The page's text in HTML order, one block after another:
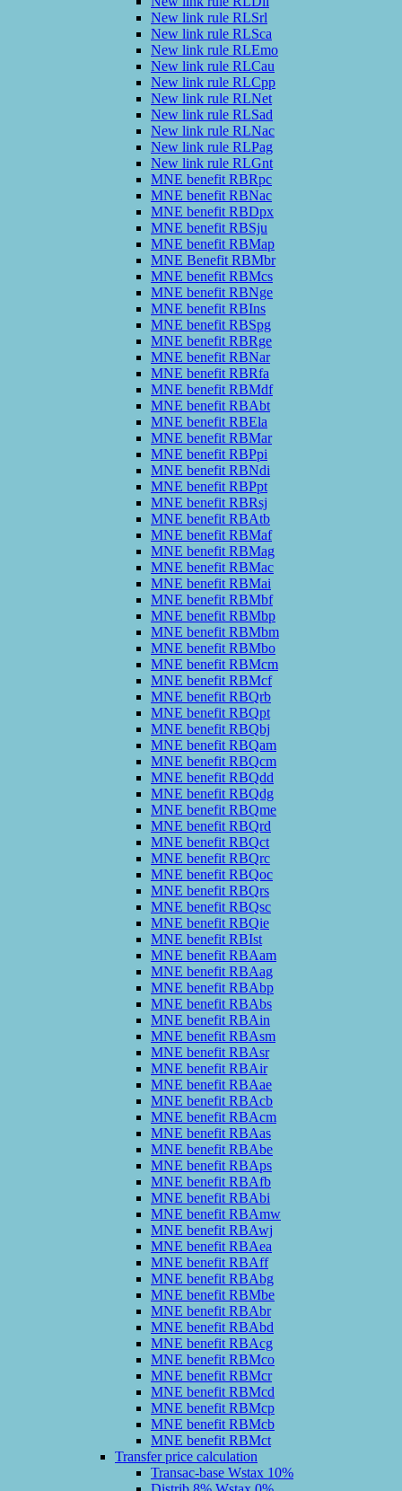
New link rule RLSrl
New link rule RLSca
New link rule RLEmo
New link rule RLCau
New link rule RLCpp
New link rule RLNet
New link rule RLSad
New link rule RLNac
New link rule RLPag
New link rule RLGnt
MNE benefit RBRpc
MNE benefit RBNac
MNE benefit RBDpx
MNE benefit RBSju
MNE benefit RBMap
MNE Benefit RBMbr
MNE benefit RBMcs
MNE benefit RBNge
MNE benefit RBIns
MNE benefit RBSpg
MNE benefit RBRge
MNE benefit RBNar
MNE benefit RBRfa
MNE benefit RBMdf
MNE benefit RBAbt
MNE benefit RBEla
MNE benefit RBMar
MNE benefit RBPpi
MNE benefit RBNdi
MNE benefit RBPpt
MNE benefit RBRsj
MNE benefit RBAtb
MNE benefit RBMaf
MNE benefit RBMag
MNE benefit RBMac
MNE benefit RBMai
MNE benefit RBMbf
MNE benefit RBMbp
MNE benefit RBMbm
MNE benefit RBMbo
MNE benefit RBMcm
MNE benefit RBMcf
MNE benefit RBQrb
MNE benefit RBQpt
MNE benefit RBQbj
MNE benefit RBQam
MNE benefit RBQcm
MNE benefit RBQdd
MNE benefit RBQdg
MNE benefit RBQme
MNE benefit RBQrd
MNE benefit RBQct
MNE benefit RBQrc
MNE benefit RBQoc
MNE benefit RBQrs
MNE benefit RBQsc
MNE benefit RBQie
MNE benefit RBIst
MNE benefit RBAam
MNE benefit RBAag
MNE benefit RBAbp
MNE benefit RBAbs
MNE benefit RBAin
MNE benefit RBAsm
MNE benefit RBAsr
MNE benefit RBAir
MNE benefit RBAae
MNE benefit RBAcb
MNE benefit RBAcm
MNE benefit RBAas
MNE benefit RBAbe
MNE benefit RBAps
MNE benefit RBAfb
MNE benefit RBAbi
MNE benefit RBAmw
MNE benefit RBAwj
MNE benefit RBAea
MNE benefit RBAff
MNE benefit RBAbg
MNE benefit RBMbe
MNE benefit RBAbr
MNE benefit RBAbd
MNE benefit RBAcg
MNE benefit RBMco
MNE benefit RBMcr
MNE benefit RBMcd
MNE benefit RBMcp
MNE benefit RBMcb
MNE benefit RBMct
Transfer price calculation
Transac-base Wstax 10%